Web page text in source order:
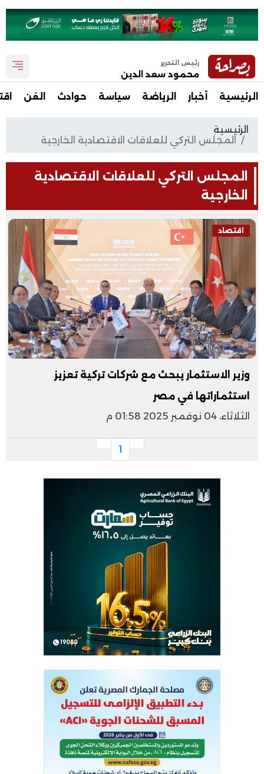
رئيس التحرير
محمود سعد الدين
الرئيسية أخبار الرياضة سياسة حوادث الفن
الرئيسية
المجلس التركي للعلاقات الاقتصادية الخارجية
المجلس التركي للعلاقات الاقتصادية
الخارجية
اقتصاد
وزير الاستثمار يبحث مع شركات تركية تعزيز
استثماراتها في مصر
الثلاثاء، 04 نوفمبر 2025 01:58 م
1